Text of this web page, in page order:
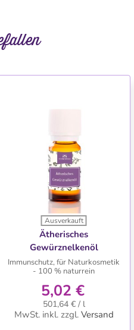
WUNSCHLISTE
Ausverkauft
Ätherisches
Gewürznelkenöl
Immunschutz, für Naturkosmetik
- 100 % naturrein
5,02 €
501,64 € / l
MwSt. inkl. zzgl. Versand